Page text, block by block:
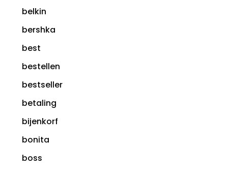
belkin
bershka
best
bestellen
bestseller
betaling
bijenkorf
bonita
boss